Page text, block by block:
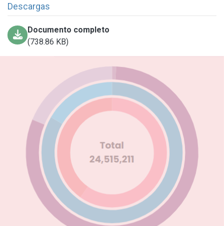
Descargas
Documento completo
(738.86 KB)